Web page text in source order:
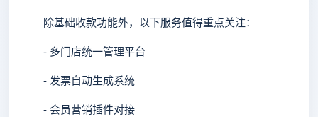
除基础收款功能外，以下服务值得重点关注：
- 多门店统一管理平台
- 发票自动生成系统
- 会员营销插件对接